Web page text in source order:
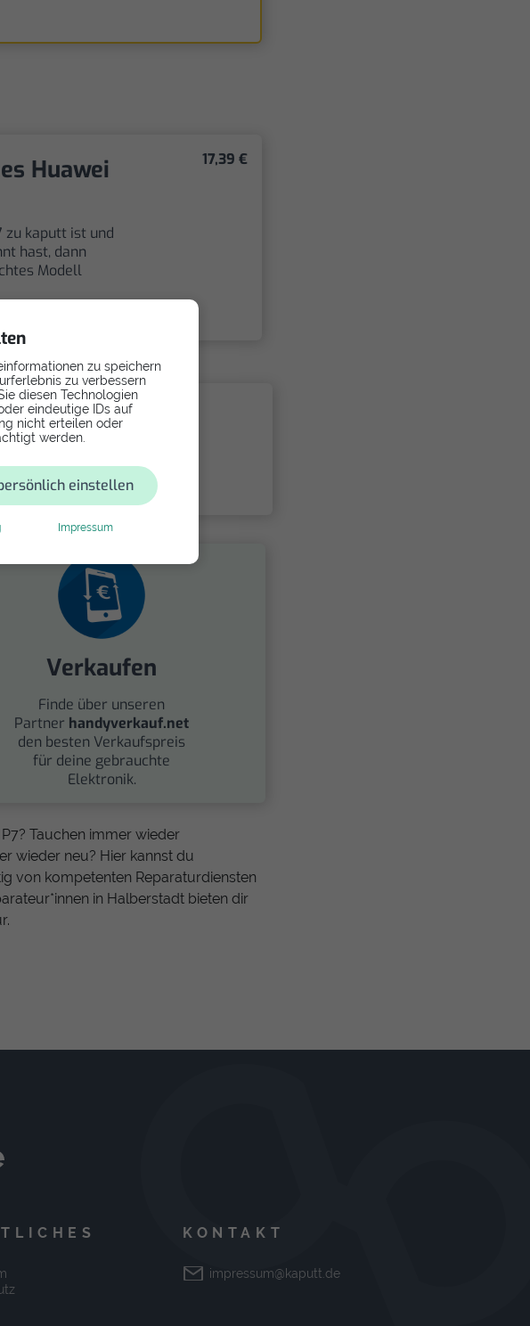
zu speichern
zu verbessern
diesen Technologien
eindeutige IDs auf
nicht erteilen oder
werden.
einstellen
Impressum
Huawei
zu kaputt ist und
hast, dann
Modell
17,39 €
Verkaufen
Finde über unseren
Partner handyverkauf.net
den besten Verkaufspreis
für deine gebrauchte
Elektronik.
Tauchen immer wieder
wieder neu? Hier kannst du
von kompetenten Reparaturdiensten
in Halberstadt bieten dir
KONTAKT
impressum@kaputt.de